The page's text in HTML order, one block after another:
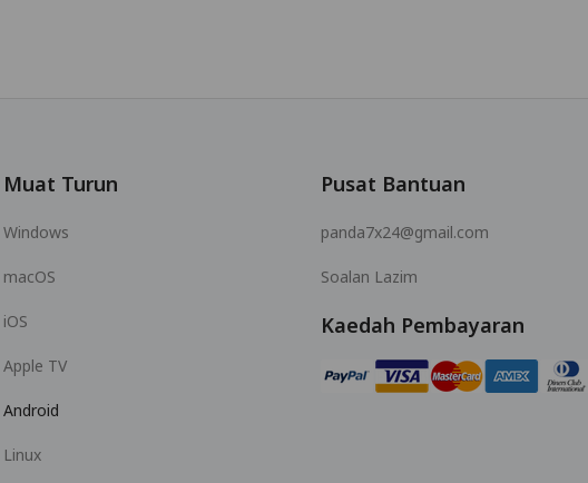
Muat Turun
Windows
macOS
iOS
Apple TV
Android
Linux
Pusat Bantuan
panda7x24@gmail.com
Soalan Lazim
Kaedah Pembayaran